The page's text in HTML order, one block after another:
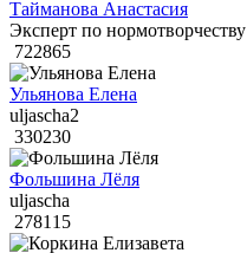
Тайманова Анастасия
Эксперт по нормотворчеству
722865
Ульянова Елена
uljascha2
330230
Фольшина Лёля
uljascha
278115